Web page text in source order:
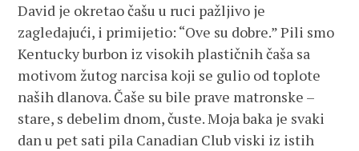
David je okretao čašu u ruci pažljivo je
zagledajući, i primijetio: “Ove su dobre.” Pili smo
Kentucky burbon iz visokih plastičnih čaša sa
motivom žutog narcisa koji se gulio od toplote
naših dlanova. Čaše su bile prave matronske –
stare, s debelim dnom, čuste. Moja baka je svaki
dan u pet sati pila Canadian Club viski iz istih